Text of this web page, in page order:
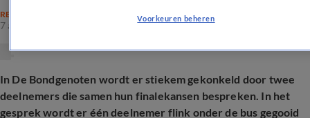
REALITY
7 apr 2025, 18:18
In De Bondgenoten wordt er stiekem gekonkeld door twee
deelnemers die samen hun finalekansen bespreken. In het
gesprek wordt er één deelnemer flink onder de bus gegooid
Voorkeuren beheren